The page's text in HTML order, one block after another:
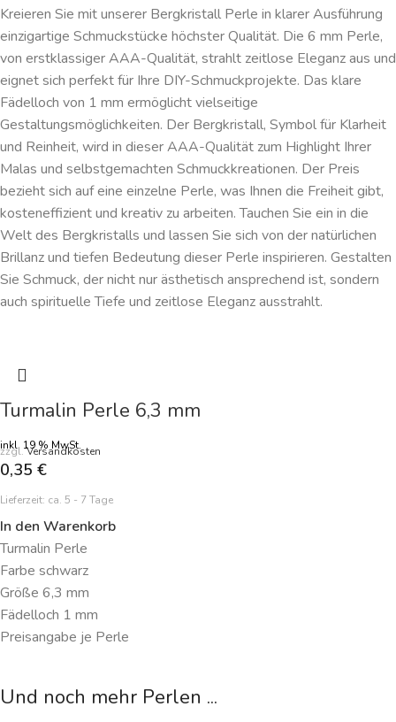
Kreieren Sie mit unserer Bergkristall Perle in klarer Ausführung
einzigartige Schmuckstücke höchster Qualität. Die 6 mm Perle,
von erstklassiger AAA-Qualität, strahlt zeitlose Eleganz aus und
eignet sich perfekt für Ihre DIY-Schmuckprojekte. Das klare
Fädelloch von 1 mm ermöglicht vielseitige
Gestaltungsmöglichkeiten. Der Bergkristall, Symbol für Klarheit
und Reinheit, wird in dieser AAA-Qualität zum Highlight Ihrer
Malas und selbstgemachten Schmuckkreationen. Der Preis
bezieht sich auf eine einzelne Perle, was Ihnen die Freiheit gibt,
kosteneffizient und kreativ zu arbeiten. Tauchen Sie ein in die
Welt des Bergkristalls und lassen Sie sich von der natürlichen
Brillanz und tiefen Bedeutung dieser Perle inspirieren. Gestalten
Sie Schmuck, der nicht nur ästhetisch ansprechend ist, sondern
auch spirituelle Tiefe und zeitlose Eleganz ausstrahlt.
Turmalin Perle 6,3 mm
inkl. 19 % MwSt.
zzgl.Versandkosten
0,35 €
Lieferzeit: ca. 5 - 7 Tage
In den Warenkorb
Turmalin Perle
Farbe schwarz
Größe 6,3 mm
Fädelloch 1 mm
Preisangabe je Perle
Und noch mehr Perlen ...